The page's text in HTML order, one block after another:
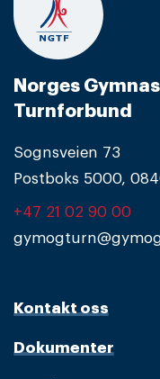
Norges
Turnforbund
Sognsveien 73
Postboks 5000,
+47 21 02 90 00
Kontakt oss
Dokumenter